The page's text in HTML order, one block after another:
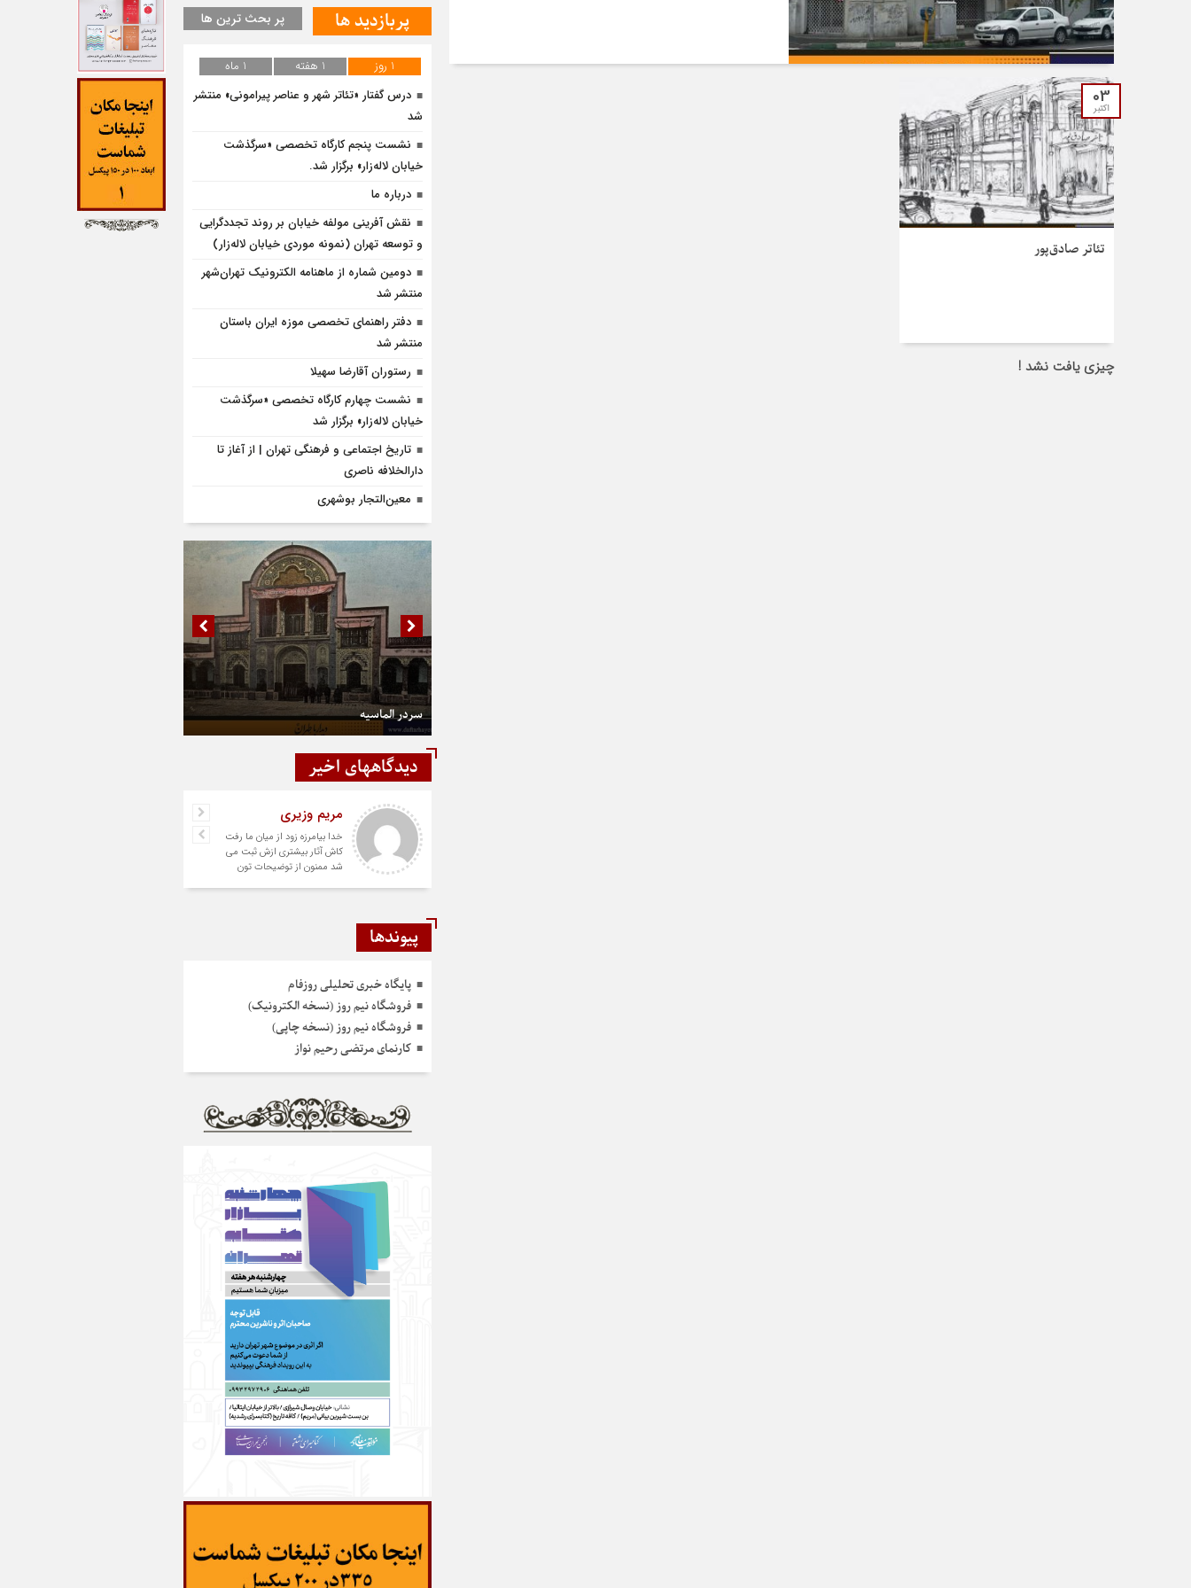
03
اکتبر
تئاتر صادق‌پور
چیزی یافت نشد !
پربازدید ها پر بحث ترین ها
1 روز 1 هفته
1 ماه
درس‌ گفتار «تئاتر شهر و عناصر پیرامونی» منتشر
شد
نشست پنجم کارگاه تخصصی «سرگذشت
خیابان لاله‌زار» برگزار شد.
درباره ما
نقش آفرینی مولفه خیابان بر روند تجددگرایی
و توسعه تهران (نمونه موردی خیابان لاله‌زار)
دومین شماره از ماهنامه الکترونیک تهران‌شهر
منتشر شد
دفتر راهنمای تخصصی موزه ایران باستان
منتشر شد
رستوران آقارضا سهیلا
نشست چهارم کارگاه تخصصی «سرگذشت
خیابان لاله‌زار» برگزار شد
تاریخ اجتماعی و فرهنگی تهران | از آغاز تا
دارالخلافه ناصری
معین‌التجار بوشهری
سردر الماسیه
دیدگاههای اخیر
مریم وزیری
خدا بیامرزه زود از میان ما رفت
کاش آثار بیشتری ازش ثبت می
شد ممنون از توضیحات تون
پیوندها
پایگاه خبری تحلیلی روزفام
فروشگاه نیم روز (نسخه الکترونیک)
فروشگاه نیم روز (نسخه چاپی)
کارنمای مرتضی رحیم نواز